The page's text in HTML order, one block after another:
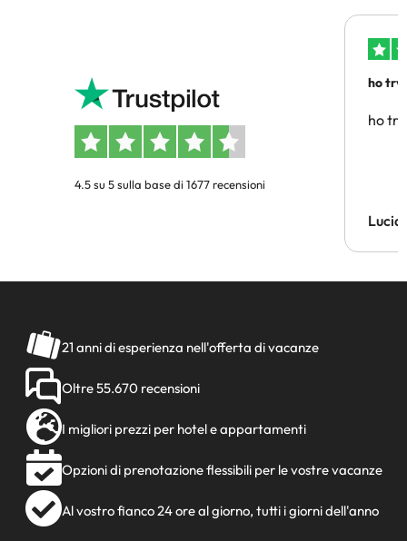
4.5 su 5 sulla base di 1677 recensioni
ho
ho
Lucia
21 anni di esperienza nell'offerta di vacanze
Oltre 55.670 recensioni
I migliori prezzi per hotel e appartamenti
Opzioni di prenotazione flessibili per le vostre vacanze
Al vostro fianco 24 ore al giorno, tutti i giorni dell'anno